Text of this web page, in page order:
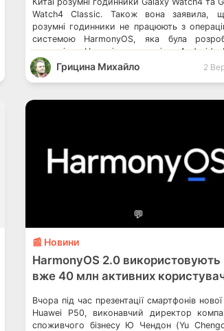
Watch4 Classic. Також вона заявила,
розумні годинники не працюють з
системою HarmonyOS, яка була
компанією Huawei для заміни Android.
глобального офіційного анонсу
годинників Galaxy Watch4 та Galaxy
операційної системи Wear OS […]
Грицина Михайло 2
💬
📰 Новини
HarmonyOS 2.0 використовують
вже 40 млн активних
Вчора під час презентації смартфонів нової
Huawei P50, виконавчий директор
споживчого бізнесу Ю Чендон (Yu